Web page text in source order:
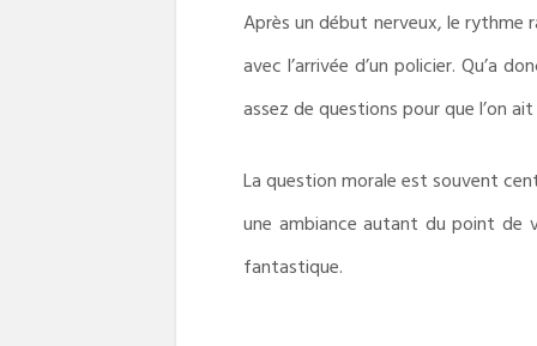
Après un début nerveux, le rythme
avec l’arrivée d’un policier. Qu’a
assez de questions pour que l’on
La question morale est souvent
une ambiance autant du point
fantastique.